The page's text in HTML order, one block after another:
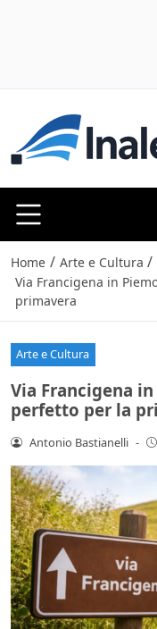
Home / Arte e Cultura /
Via Francigena in
primavera
Arte e Cultura
Via Francigena
perfetto per la
Antonio Bastianelli -